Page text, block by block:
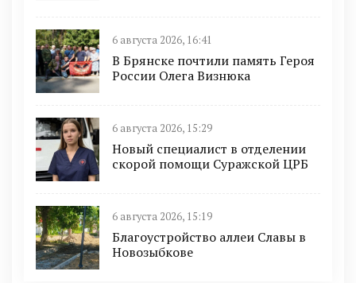
6 августа 2026, 16:41
В Брянске почтили память Героя
России Олега Визнюка
6 августа 2026, 15:29
Новый специалист в отделении
скорой помощи Суражской ЦРБ
6 августа 2026, 15:19
Благоустройство аллеи Славы в
Новозыбкове